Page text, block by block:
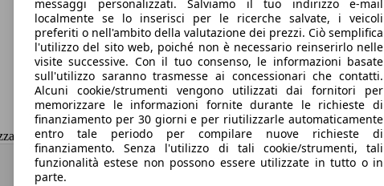
dei dati.
messaggi personalizzati. Salviamo il tuo indirizzo e-mail
localmente se lo inserisci per le ricerche salvate, i veicoli
preferiti o nell'ambito della valutazione dei prezzi. Ciò semplifica
l'utilizzo del sito web, poiché non è necessario reinserirlo nelle
visite successive. Con il tuo consenso, le informazioni basate
sull'utilizzo saranno trasmesse ai concessionari che contatti.
Alcuni cookie/strumenti vengono utilizzati dai fornitori per
memorizzare le informazioni fornite durante le richieste di
finanziamento per 30 giorni e per riutilizzarle automaticamente
entro tale periodo per compilare nuove richieste di
finanziamento. Senza l'utilizzo di tali cookie/strumenti, tali
funzionalità estese non possono essere utilizzate in tutto o in
parte.